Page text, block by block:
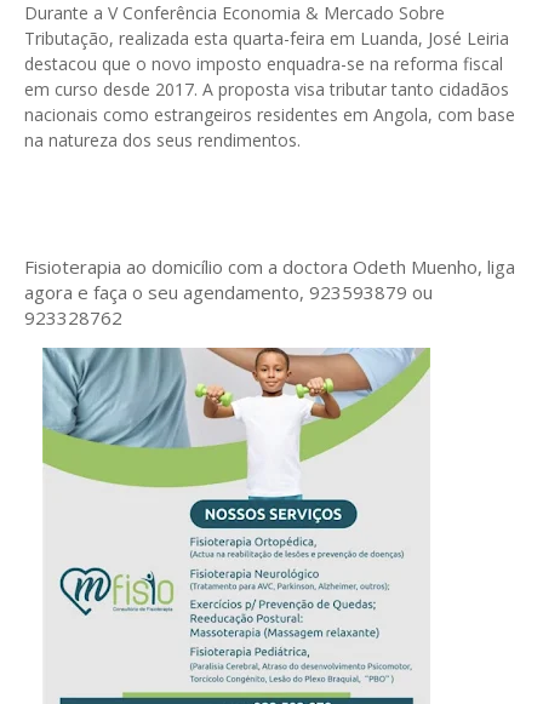
Durante a V Conferência Economia & Mercado Sobre
Tributação, realizada esta quarta-feira em Luanda, José Leiria
destacou que o novo imposto enquadra-se na reforma fiscal
em curso desde 2017. A proposta visa tributar tanto cidadãos
nacionais como estrangeiros residentes em Angola, com base
na natureza dos seus rendimentos.
Fisioterapia ao domicílio com a doctora Odeth Muenho, liga
agora e faça o seu agendamento, 923593879 ou
923328762